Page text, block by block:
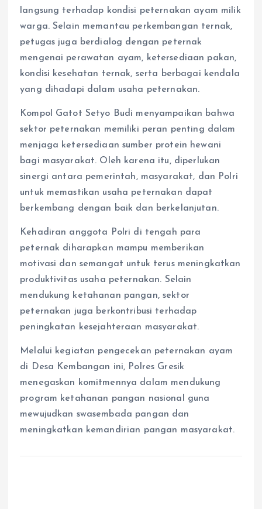
langsung terhadap kondisi peternakan ayam milik
warga. Selain memantau perkembangan ternak,
petugas juga berdialog dengan peternak
mengenai perawatan ayam, ketersediaan pakan,
kondisi kesehatan ternak, serta berbagai kendala
yang dihadapi dalam usaha peternakan.
Kompol Gatot Setyo Budi menyampaikan bahwa
sektor peternakan memiliki peran penting dalam
menjaga ketersediaan sumber protein hewani
bagi masyarakat. Oleh karena itu, diperlukan
sinergi antara pemerintah, masyarakat, dan Polri
untuk memastikan usaha peternakan dapat
berkembang dengan baik dan berkelanjutan.
Kehadiran anggota Polri di tengah para
peternak diharapkan mampu memberikan
motivasi dan semangat untuk terus meningkatkan
produktivitas usaha peternakan. Selain
mendukung ketahanan pangan, sektor
peternakan juga berkontribusi terhadap
peningkatan kesejahteraan masyarakat.
Melalui kegiatan pengecekan peternakan ayam
di Desa Kembangan ini, Polres Gresik
menegaskan komitmennya dalam mendukung
program ketahanan pangan nasional guna
mewujudkan swasembada pangan dan
meningkatkan kemandirian pangan masyarakat.